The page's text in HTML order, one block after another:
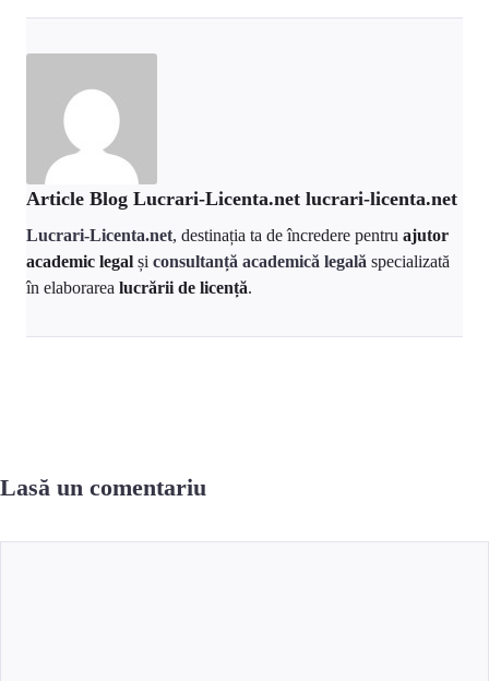
Article Blog Lucrari-Licenta.net lucrari-licenta.net
Lucrari-Licenta.net, destinația ta de încredere pentru ajutor
academic legal și consultanță academică legală specializată
în elaborarea lucrării de licență.
Lasă un comentariu